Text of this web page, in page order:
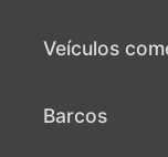
Veículos
Barcos